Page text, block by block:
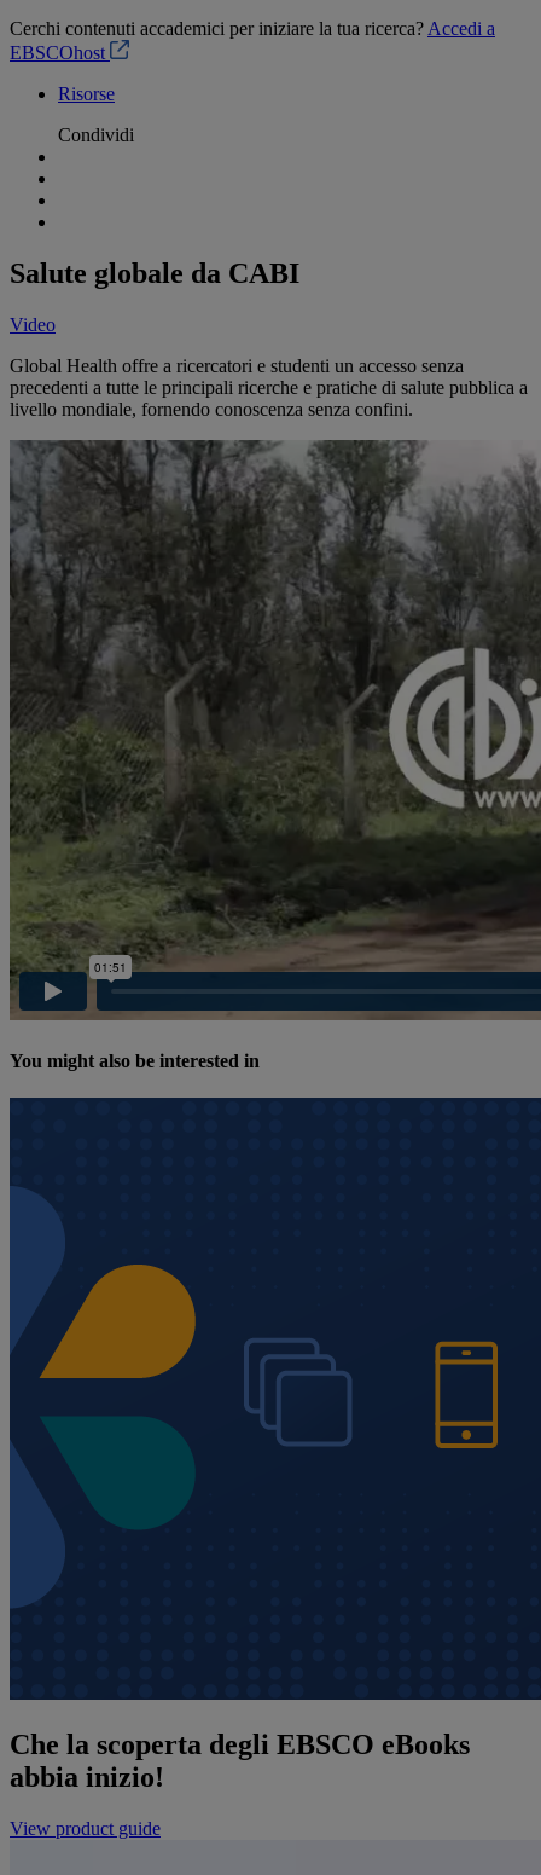
Cerchi contenuti accademici per iniziare la tua ricerca? Accedi a
EBSCOhost
Risorse
Condividi
Salute globale da CABI
Video
Global Health offre a ricercatori e studenti un accesso senza
precedenti a tutte le principali ricerche e pratiche di salute pubblica a
livello mondiale, fornendo conoscenza senza confini.
You might also be interested in
Che la scoperta degli EBSCO eBooks
abbia inizio!
View product guide